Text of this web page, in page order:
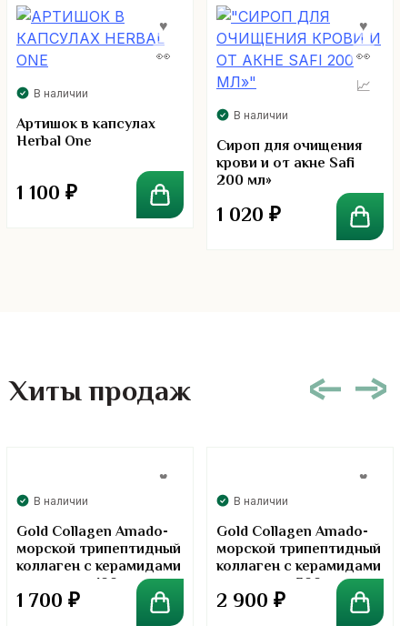
В наличии
Артишок в капсулах
Herbal One
1 100 ₽
В наличии
Сироп для очищения
крови и от акне Safi
200 мл»
1 020 ₽
Хиты продаж
В наличии
Gold Collagen Amado-
морской трипептидный
коллаген с керамидами
в порошке. 100 грамм
1 700 ₽
В наличии
Gold Collagen Amado-
морской трипептидный
коллаген с керамидами
в порошке. 300 грамм
2 900 ₽